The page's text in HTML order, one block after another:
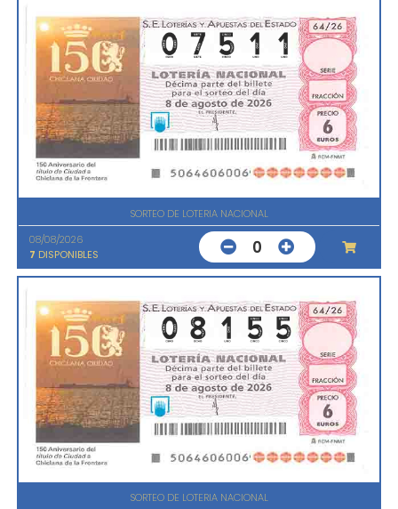
SORTEO DE LOTERIA NACIONAL
08/08/2026
7 DISPONIBLES 0
SORTEO DE LOTERIA NACIONAL